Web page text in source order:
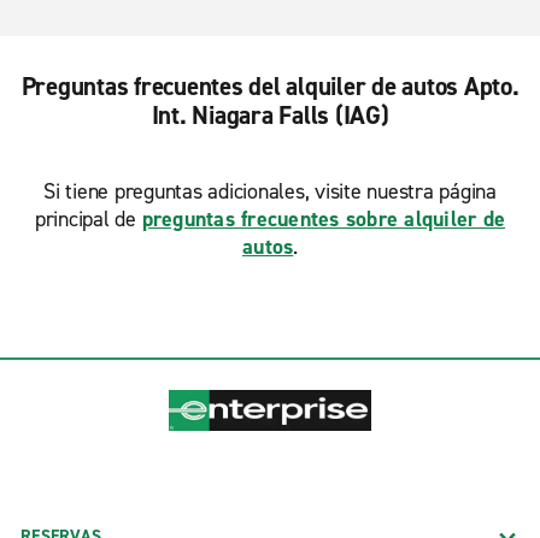
Preguntas frecuentes del alquiler de autos Apto.
Int. Niagara Falls (IAG)
Si tiene preguntas adicionales, visite nuestra página
principal de preguntas frecuentes sobre alquiler de
autos.